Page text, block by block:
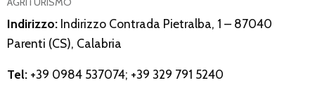
Indirizzo: Indirizzo Contrada Pietralba, 1 – 87040
Parenti (CS), Calabria
Tel: +39 0984 537074; +39 329 791 5240